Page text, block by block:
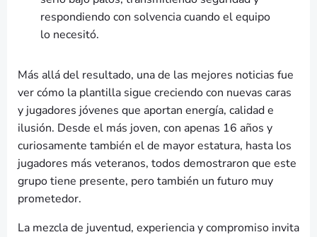
respondiendo con solvencia cuando el equipo
lo necesitó.
Más allá del resultado, una de las mejores noticias fue
ver cómo la plantilla sigue creciendo con nuevas caras
y jugadores jóvenes que aportan energía, calidad e
ilusión. Desde el más joven, con apenas 16 años y
curiosamente también el de mayor estatura, hasta los
jugadores más veteranos, todos demostraron que este
grupo tiene presente, pero también un futuro muy
prometedor.
La mezcla de juventud, experiencia y compromiso invita